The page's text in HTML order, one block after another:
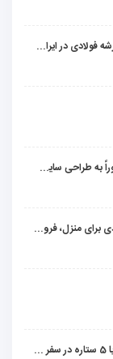
چرا آهن بتا، نخستین انتخاب برای گل میخ عرشه فولادی در ایران است؟
چرا کسب‌وکارهای شهرک صنعتی چهاردانگه فوراً به طراحی سایت نیاز دارند؟
بهترین ایده‌های نورپردازی دکوراتیو با ال ای دی برای منزل، فروشگاه و دفتر کار
مقایسه هزینه اقامت هتل معمولی، میان‌رده یا 5 ستاره در سفر زیارتی عراق